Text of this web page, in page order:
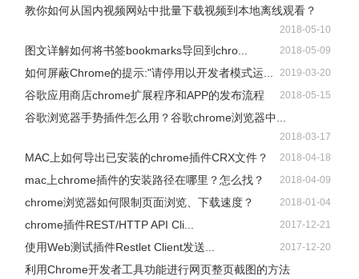
教你如何从国内视频网站中批量下载视频到本地离线观看？
2018-05-10
图文详解如何将书签bookmarks导回到chro... 2018-05-09
如何屏蔽Chrome的提示:"请停用以开发者模式运... 2019-03-20
谷歌应用商店chrome扩展程序和APP的发布流程 2018-05-15
谷歌浏览器手势插件怎么用？谷歌chrome浏览器中...
2018-03-17
MAC上如何导出已安装的chrome插件CRX文件？ 2018-04-18
mac上chrome插件的安装路径在哪里？怎么找？ 2018-04-09
chrome浏览器如何限制页面浏览、下载速度？ 2018-01-04
chrome插件REST/HTTP API Cli... 2017-12-21
使用Web测试插件Restlet Client发送... 2017-12-20
利用Chrome开发者工具功能进行网页整页截图的方法